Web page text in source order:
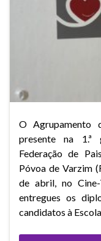
O Agrupamento
presente na 1.ª
Federação de
Póvoa de Varzim
de abril, no
entregues os
candidatos à